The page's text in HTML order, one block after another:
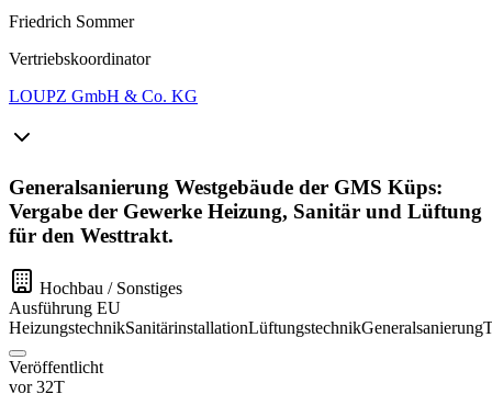
Friedrich Sommer
Vertriebskoordinator
LOUPZ GmbH & Co. KG
Generalsanierung Westgebäude der GMS Küps:
Vergabe der Gewerke Heizung, Sanitär und Lüftung
für den Westtrakt.
Hochbau / Sonstiges
Ausführung EU
HeizungstechnikSanitärinstallationLüftungstechnikGeneralsanierung
Veröffentlicht
vor 32T